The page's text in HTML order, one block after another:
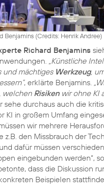
Benjamins (Credits: Henrik Andree)
Richard Benjamins
„Künstliche
und mächtiges Werkzeug,
, erklärte Benjamins.
welchenRisikenwir ohne KI
sehe durchaus auch die
KI in großem Umfang
wir mehrere
z.B. den Missbrauch der
dafür müssen
eingebunden werden“, so
dass die Diskussion
Beispielen